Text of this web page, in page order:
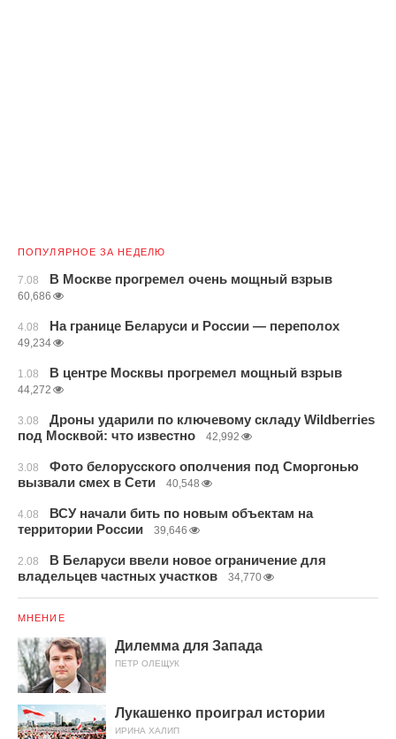
ПОПУЛЯРНОЕ ЗА НЕДЕЛЮ
7.08 В Москве прогремел очень мощный взрыв
60,686
4.08 На границе Беларуси и России — переполох
49,234
1.08 В центре Москвы прогремел мощный взрыв
44,272
3.08
Дроны ударили по ключевому складу Wildberries
под Москвой: что известно
42,992
3.08
Фото белорусского ополчения под Сморгонью
вызвали смех в Сети
40,548
4.08
ВСУ начали бить по новым объектам на
территории России
39,646
2.08
В Беларуси ввели новое ограничение для
владельцев частных участков
34,770
МНЕНИЕ
Дилемма для Запада
ПЕТР ОЛЕЩУК
Лукашенко проиграл истории
ИРИНА ХАЛИП